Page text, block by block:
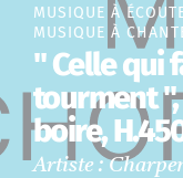
MUSIQUE À
MUSIQUE À
" Celle qui
tourment
boire,
Artiste :